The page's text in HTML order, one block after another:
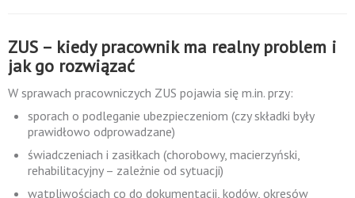
ZUS – kiedy pracownik ma realny problem i
jak go rozwiązać
W sprawach pracowniczych ZUS pojawia się m.in. przy:
sporach o podleganie ubezpieczeniom (czy składki były
prawidłowo odprowadzane)
świadczeniach i zasiłkach (chorobowy, macierzyński,
rehabilitacyjny – zależnie od sytuacji)
wątpliwościach co do dokumentacji, kodów, okresów